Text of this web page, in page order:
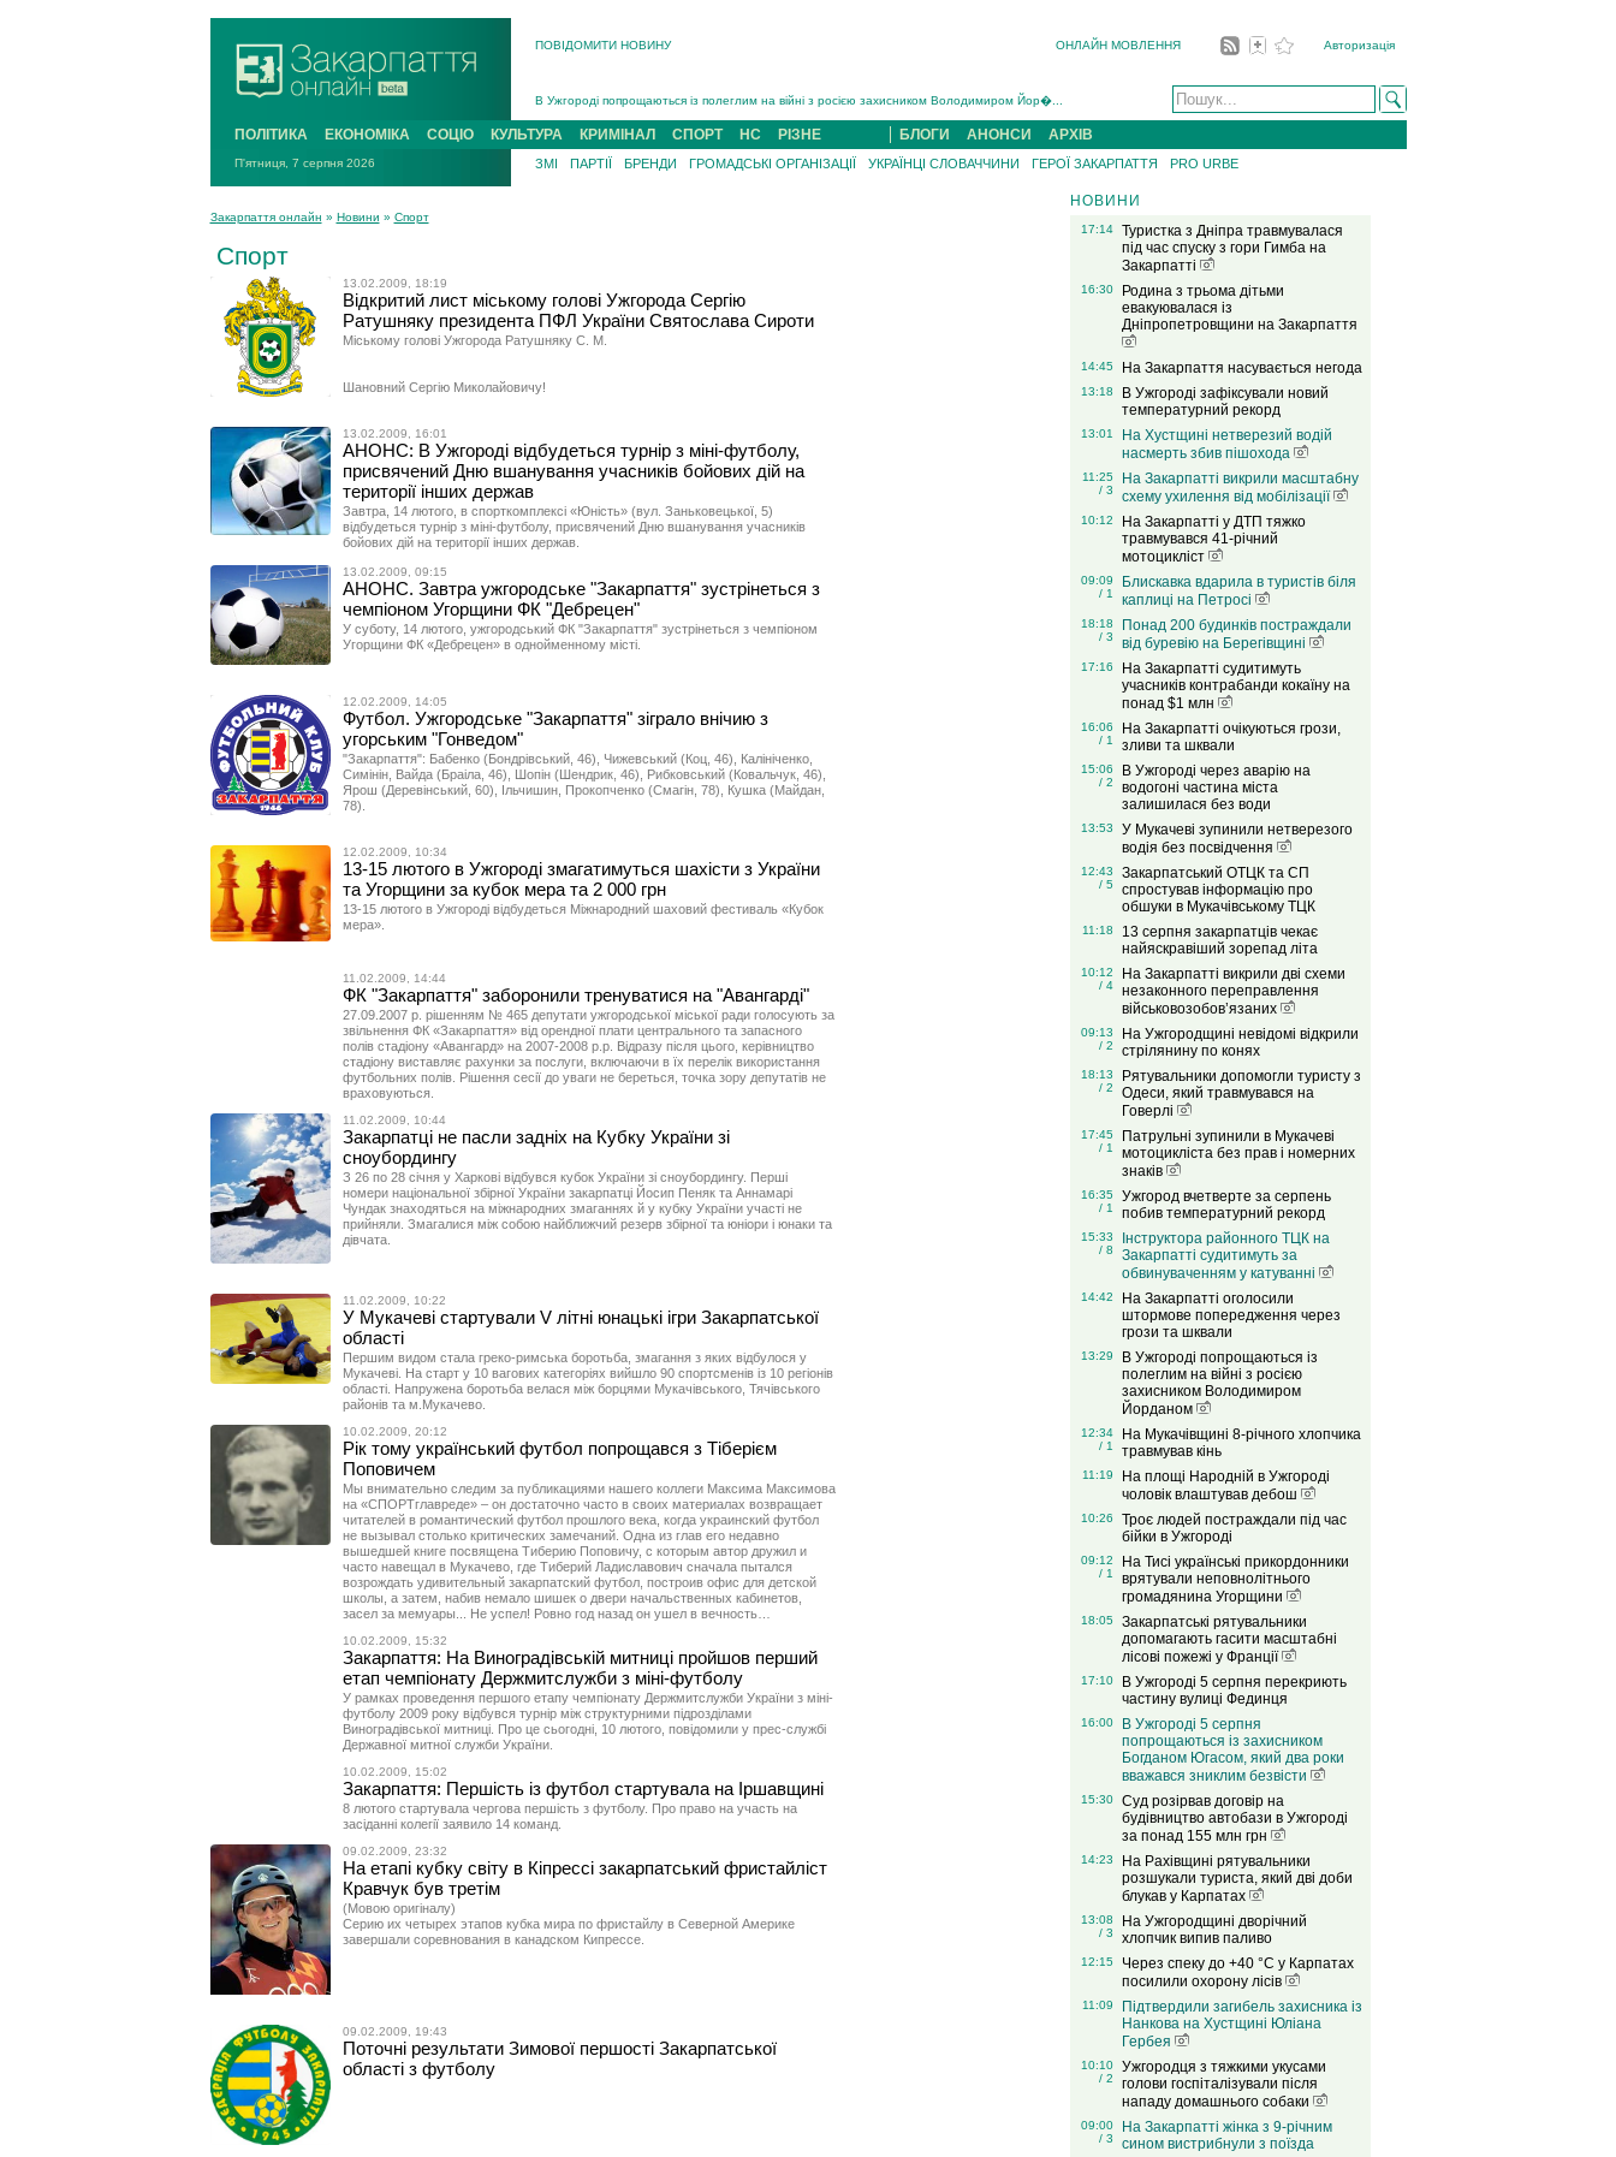
ПОВІДОМИТИ НОВИНУ ОНЛАЙН МОВЛЕННЯ Авторизація
В Ужгороді попрощаються із полеглим на війні з росією захисником Володимиром Йор�...
В Ужгороді 5 серпня попрощаються із захисником Богданом Югасом, який два роки �...
Підтвердили загибель захисника із Нанкова на Хустщині Юліана Гербея (ФОТО)[/gree...
На війні з рф поліг військовий з Виноградова Ігнат Роздяловський (ФОТО)...
ПОЛІТИКА ЕКОНОМІКА СОЦІО КУЛЬТУРА КРИМІНАЛ СПОРТ НС РІЗНЕ БЛОГИ АНОНСИ АРХІВ
П'ятниця, 7 серпня 2026 ЗМІ ПАРТІЇ БРЕНДИ ГРОМАДСЬКІ ОРГАНІЗАЦІЇ УКРАЇНЦІ СЛОВАЧЧИНИ ГЕРОЇ ЗАКАРПАТТЯ PRO URBE
Закарпаття онлайн » Новини » Спорт
Спорт
13.02.2009, 18:19
Відкритий лист міському голові Ужгорода Сергію
Ратушняку президента ПФЛ України Святослава Сироти
Міському голові Ужгорода Ратушняку С. М.
Шановний Сергію Миколайовичу!
13.02.2009, 16:01
АНОНС: В Ужгороді відбудеться турнір з міні-футболу,
присвячений Дню вшанування учасників бойових дій на
території інших держав
Завтра, 14 лютого, в спорткомплексі «Юність» (вул. Заньковецької, 5)
відбудеться турнір з міні-футболу, присвячений Дню вшанування учасників
бойових дій на території інших держав.
13.02.2009, 09:15
АНОНС. Завтра ужгородське "Закарпаття" зустрінеться з
чемпіоном Угорщини ФК "Дебрецен"
У суботу, 14 лютого, ужгородський ФК "Закарпаття" зустрінеться з чемпіоном
Угорщини ФК «Дебрецен» в однойменному місті.
12.02.2009, 14:05
Футбол. Ужгородське "Закарпаття" зіграло внічию з
угорським "Гонведом"
"Закарпаття": Бабенко (Бондрівський, 46), Чижевський (Коц, 46), Калініченко,
Симінін, Вайда (Браіла, 46), Шопін (Шендрик, 46), Рибковський (Ковальчук, 46),
Ярош (Деревінський, 60), Ільчишин, Прокопченко (Смагін, 78), Кушка (Майдан,
78).
12.02.2009, 10:34
13-15 лютого в Ужгороді змагатимуться шахісти з України
та Угорщини за кубок мера та 2 000 грн
13-15 лютого в Ужгороді відбудеться Міжнародний шаховий фестиваль «Кубок
мера».
11.02.2009, 14:44
ФК "Закарпаття" заборонили тренуватися на "Авангарді"
27.09.2007 р. рішенням № 465 депутати ужгородської міської ради голосують за
звільнення ФК «Закарпаття» від орендної плати центрального та запасного
полів стадіону «Авангард» на 2007-2008 р.р. Відразу після цього, керівництво
стадіону виставляє рахунки за послуги, включаючи в їх перелік використання
футбольних полів. Рішення сесії до уваги не береться, точка зору депутатів не
враховуються.
11.02.2009, 10:44
Закарпатці не пасли задніх на Кубку України зі
сноубордингу
З 26 по 28 січня у Харкові відбувся кубок України зі сноубордингу. Перші
номери національної збірної України закарпатці Йосип Пеняк та Аннамарі
Чундак знаходяться на міжнародних змаганнях й у кубку України участі не
прийняли. Змагалися між собою найближчий резерв збірної та юніори і юнаки та
дівчата.
11.02.2009, 10:22
У Мукачеві стартували V літні юнацькі ігри Закарпатської
області
Першим видом стала греко-римська боротьба, змагання з яких відбулося у
Мукачеві. На старт у 10 вагових категоріях вийшло 90 спортсменів із 10 регіонів
області. Напружена боротьба велася між борцями Мукачівського, Тячівського
районів та м.Мукачево.
10.02.2009, 20:12
Рік тому український футбол попрощався з Тіберієм
Поповичем
Мы внимательно следим за публикациями нашего коллеги Максима Максимова
на «СПОРТглавреде» – он достаточно часто в своих материалах возвращает
читателей в романтический футбол прошлого века, когда украинский футбол
не вызывал столько критических замечаний. Одна из глав его недавно
вышедшей книге посвящена Тиберию Поповичу, с которым автор дружил и
часто навещал в Мукачево, где Тиберий Ладиславович сначала пытался
возрождать удивительный закарпатский футбол, построив офис для детской
школы, а затем, набив немало шишек о двери начальственных кабинетов,
засел за мемуары... Не успел! Ровно год назад он ушел в вечность…
10.02.2009, 15:32
Закарпаття: На Виноградівській митниці пройшов перший
етап чемпіонату Держмитслужби з міні-футболу
У рамках проведення першого етапу чемпіонату Держмитслужби України з міні-
футболу 2009 року відбувся турнір між структурними підрозділами
Виноградівської митниці. Про це сьогодні, 10 лютого, повідомили у прес-службі
Державної митної служби України.
10.02.2009, 15:02
Закарпаття: Першість із футбол стартувала на Іршавщині
8 лютого стартувала чергова першість з футболу. Про право на участь на
засіданні колегії заявило 14 команд.
09.02.2009, 23:32
На етапі кубку світу в Кіпрессі закарпатський фристайліст
Кравчук був третім
(Мовою оригіналу)
Серию их четырех этапов кубка мира по фристайлу в Северной Америке
завершали соревнования в канадском Кипрессе.
09.02.2009, 19:43
Поточні результати Зимової першості Закарпатської
області з футболу
НОВИНИ
17:14
Туристка з Дніпра травмувалася
під час спуску з гори Гимба на
Закарпатті
16:30
Родина з трьома дітьми
евакуювалася із
Дніпропетровщини на Закарпаття
14:45 На Закарпаття насувається негода
13:18
В Ужгороді зафіксували новий
температурний рекорд
13:01
На Хустщині нетверезий водій
насмерть збив пішохода
11:25
/ 3
На Закарпатті викрили масштабну
схему ухилення від мобілізації
10:12
На Закарпатті у ДТП тяжко
травмувався 41-річний
мотоцикліст
09:09
/ 1
Блискавка вдарила в туристів біля
каплиці на Петросі
18:18
/ 3
Понад 200 будинків постраждали
від буревію на Берегівщині
17:16
На Закарпатті судитимуть
учасників контрабанди кокаїну на
понад $1 млн
16:06
/ 1
На Закарпатті очікуються грози,
зливи та шквали
15:06
/ 2
В Ужгороді через аварію на
водогоні частина міста
залишилася без води
13:53
У Мукачеві зупинили нетверезого
водія без посвідчення
12:43
/ 5
Закарпатський ОТЦК та СП
спростував інформацію про
обшуки в Мукачівському ТЦК
11:18
13 серпня закарпатців чекає
найяскравіший зорепад літа
10:12
/ 4
На Закарпатті викрили дві схеми
незаконного переправлення
військовозобов’язаних
09:13
/ 2
На Ужгородщині невідомі відкрили
стрілянину по конях
18:13
/ 2
Рятувальники допомогли туристу з
Одеси, який травмувався на
Говерлі
17:45
/ 1
Патрульні зупинили в Мукачеві
мотоцикліста без прав і номерних
знаків
16:35
/ 1
Ужгород вчетверте за серпень
побив температурний рекорд
15:33
/ 8
Інструктора районного ТЦК на
Закарпатті судитимуть за
обвинуваченням у катуванні
14:42
На Закарпатті оголосили
штормове попередження через
грози та шквали
13:29
В Ужгороді попрощаються із
полеглим на війні з росією
захисником Володимиром
Йорданом
12:34
/ 1
На Мукачівщині 8-річного хлопчика
травмував кінь
11:19
На площі Народній в Ужгороді
чоловік влаштував дебош
10:26
Троє людей постраждали під час
бійки в Ужгороді
09:12
/ 1
На Тисі українські прикордонники
врятували неповнолітнього
громадянина Угорщини
18:05
Закарпатські рятувальники
допомагають гасити масштабні
лісові пожежі у Франції
17:10
В Ужгороді 5 серпня перекриють
частину вулиці Фединця
16:00
В Ужгороді 5 серпня
попрощаються із захисником
Богданом Югасом, який два роки
вважався зниклим безвісти
15:30
Суд розірвав договір на
будівництво автобази в Ужгороді
за понад 155 млн грн
14:23
На Рахівщині рятувальники
розшукали туриста, який дві доби
блукав у Карпатах
13:08
/ 3
На Ужгородщині дворічний
хлопчик випив паливо
12:15
Через спеку до +40 °C у Карпатах
посилили охорону лісів
11:09
Підтвердили загибель захисника із
Нанкова на Хустщині Юліана
Гербея
10:10
/ 2
Ужгородця з тяжкими укусами
голови госпіталізували після
нападу домашнього собаки
09:00
/ 3
На Закарпатті жінка з 9-річним
сином вистрибнули з поїзда